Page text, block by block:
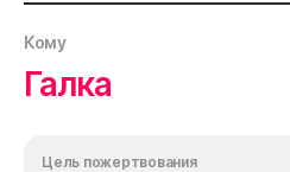
Кому
Галка
Цель пожертвования